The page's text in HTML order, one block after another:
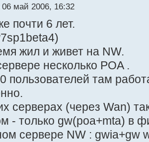
06 май 2006, 16:32
почти 6 лет.
жил и живет на NW.
несколько POA .
пользователей там
серверах (через Wan)
- только gw(poa+mta) в
сервере NW : gwia+gw